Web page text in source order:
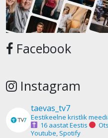
Facebook
Instagram
taevas_tv7
Eestikeelne kristlik
16 aastat Eestis
Youtube, Spotify